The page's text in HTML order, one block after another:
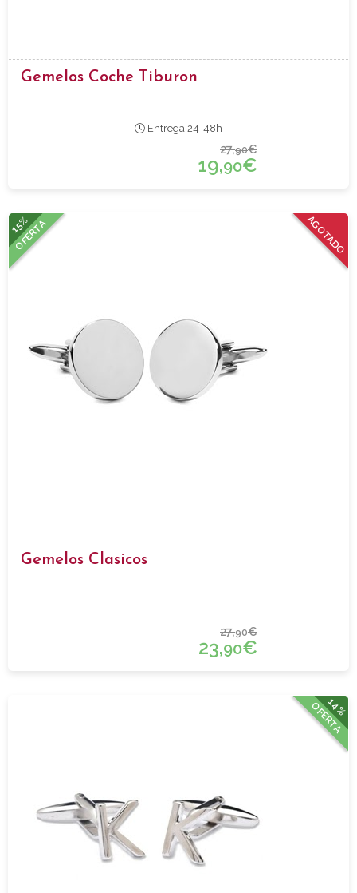
Gemelos Coche Tiburon
Entrega 24-48h
27,90€
19,90€
AGOTADO
15%
OFERTA
Gemelos Clasicos
27,90€
23,90€
14%
OFERTA